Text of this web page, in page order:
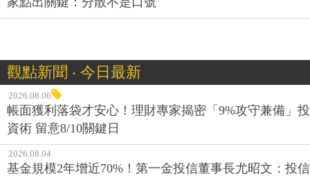
觀點新聞 ‧ 今日最新
2026.08.06
帳面獲利落袋才安心！理財專家揭密「9%攻守兼備」投
資術 留意8/10關鍵日
2026.08.04
基金規模2年增近70%！第一金投信董事長尤昭文：投信